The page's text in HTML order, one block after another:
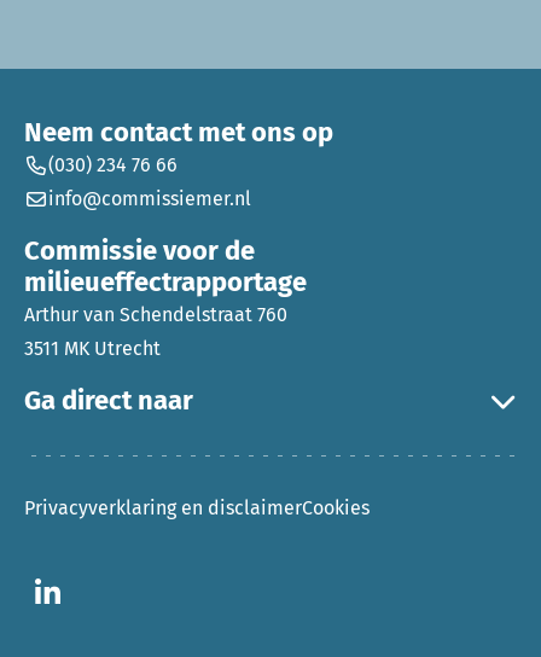
Ga direct naar
Neem contact met ons op
(030) 234 76 66
info@commissiemer.nl
Commissie voor de
milieueffectrapportage
Arthur van Schendelstraat 760
3511 MK Utrecht
Privacyverklaring en disclaimerCookies
Ga naar LinkedIn